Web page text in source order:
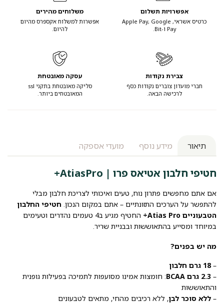
תיאור מידע נוסף מועדי אספקה
חטיפי חלבון אטיאס פרו | AtiasPro+
אם אתם מחפשים פתרון נוח, טעים ואיכותי לצריכת חלבון מבלי
להתפשר על הערכים התזונתיים – אתם במקום הנכון. חטיפי החלבון
הטבעוניים Atias Pro+
החטיף מגיע ב4 טעמים נהדרים וטעימים
במיוחד ומסייע בהתאוששות ובבניית שריר.
מה יש בפנים?
– 18 גרם חלבון
– 2.3 גרם BCAA
: חומצות אמינו מסועפות לתמיכה בפעילות גופנית
והתאוששות
– ללא סוכר לבן, ללא רכיבים מהחי, מתאים לטבעונים
אפשרויות תשלום
כרטיס אשראי, Apple Pay, Google
Pay ו-Bit.
משלוחים מהירים
אפשרות למשלוח אקספרס מהיום
להיום.
צבירת נקודות
חברי מועדון צוברים נקודות כסף
לרכישה הבאה.
עסקה מאובטחת
סליקה מאובטחת בתקני ssl
המאובטחים ביותר.